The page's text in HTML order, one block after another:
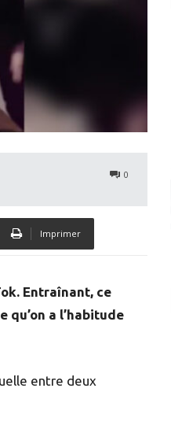
0
Imprimer
Entraînant, ce
a l’habitude
entre deux